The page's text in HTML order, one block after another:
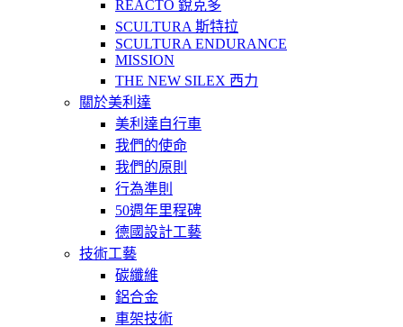
REACTO 銳克多
SCULTURA 斯特拉
SCULTURA ENDURANCE
MISSION
THE NEW SILEX 西力
關於美利達
美利達自行車
我們的使命
我們的原則
行為準則
50週年里程碑
德國設計工藝
技術工藝
碳纖維
鋁合金
車架技術